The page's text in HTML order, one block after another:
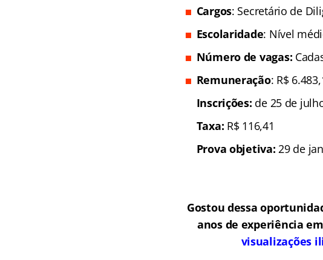
Cargos: Secretário de
Escolaridade: Nível
Número de vagas:
Remuneração: R$
Inscrições: de 25 de
Taxa: R$ 116,41
Prova objetiva: 29 de
Gostou dessa
anos de experiência
visualizações